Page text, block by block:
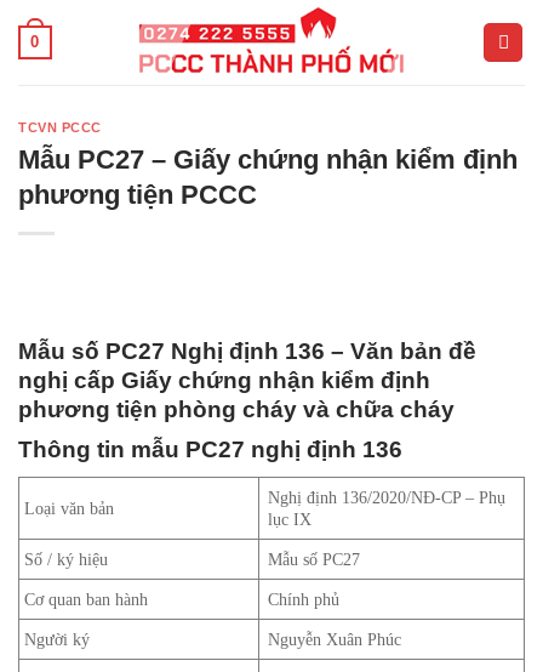
0
TCVN PCCC
Mẫu PC27 – Giấy chứng nhận kiểm định
phương tiện PCCC
Mẫu số PC27 Nghị định 136 – Văn bản đề
nghị cấp Giấy chứng nhận kiểm định
phương tiện phòng cháy và chữa cháy
Thông tin mẫu PC27 nghị định 136
Loại văn bản
Nghị định 136/2020/NĐ-CP – Phụ
lục IX
Số / ký hiệu Mẫu số PC27
Cơ quan ban hành Chính phủ
Người ký Nguyễn Xuân Phúc